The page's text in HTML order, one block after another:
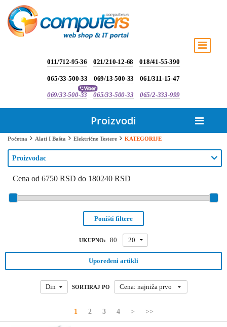
011/712-95-36 021/210-12-68 018/41-55-390
065/33-500-33 069/13-500-33 061/311-15-47
069/33-500-33 065/33-500-33 065/2-333-999
Proizvodi
Početna Alati I Bašta Električne Testere KATEGORIJE
Proizvođac
Cena od 6750 RSD do 180240 RSD
Poništi filtere
UKUPNO: 80 20
Upoređeni artikli
Din SORTIRAJ PO Cena: najniža prvo
1 2 3 4 > >>